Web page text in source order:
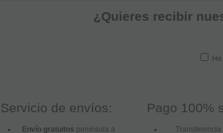
¿Quieres recibir
Servicio de envíos:
Envío gratuitos península a
Pago 100%
Transferencia